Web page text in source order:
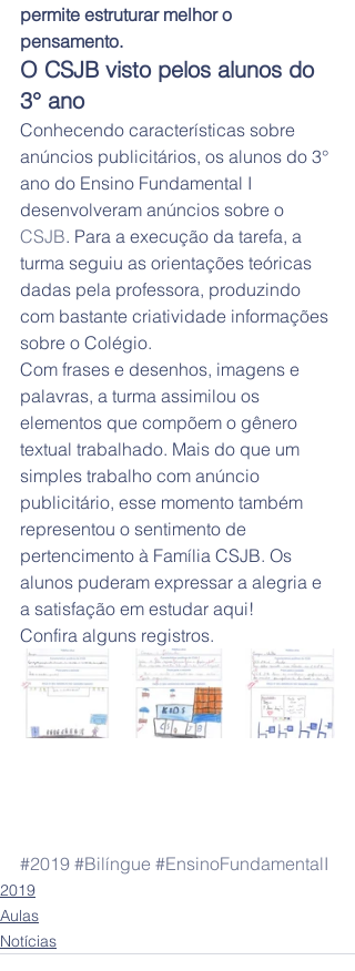
permite estruturar melhor o
pensamento.
O CSJB visto pelos alunos do
3° ano
Conhecendo características sobre
anúncios publicitários, os alunos do 3°
ano do Ensino Fundamental I
desenvolveram anúncios sobre o
CSJB. Para a execução da tarefa, a
turma seguiu as orientações teóricas
dadas pela professora, produzindo
com bastante criatividade informações
sobre o Colégio.
Com frases e desenhos, imagens e
palavras, a turma assimilou os
elementos que compõem o gênero
textual trabalhado. Mais do que um
simples trabalho com anúncio
publicitário, esse momento também
representou o sentimento de
pertencimento à Família CSJB. Os
alunos puderam expressar a alegria e
a satisfação em estudar aqui!
Confira alguns registros.
#2019 #Bilíngue #EnsinoFundamentalI
2019
Aulas
Notícias